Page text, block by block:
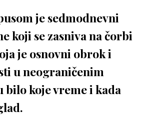
je sedmodnevni
koji se zasniva na čorbi
je osnovni obrok i
u neograničenim
bilo koje vreme i kada